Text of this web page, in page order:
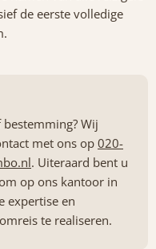
de eerste volledige
Wij
met ons op 020-
. Uiteraard bent u
op ons kantoor in
expertise en
te realiseren.